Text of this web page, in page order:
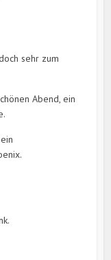
sehr zum
Abend, ein